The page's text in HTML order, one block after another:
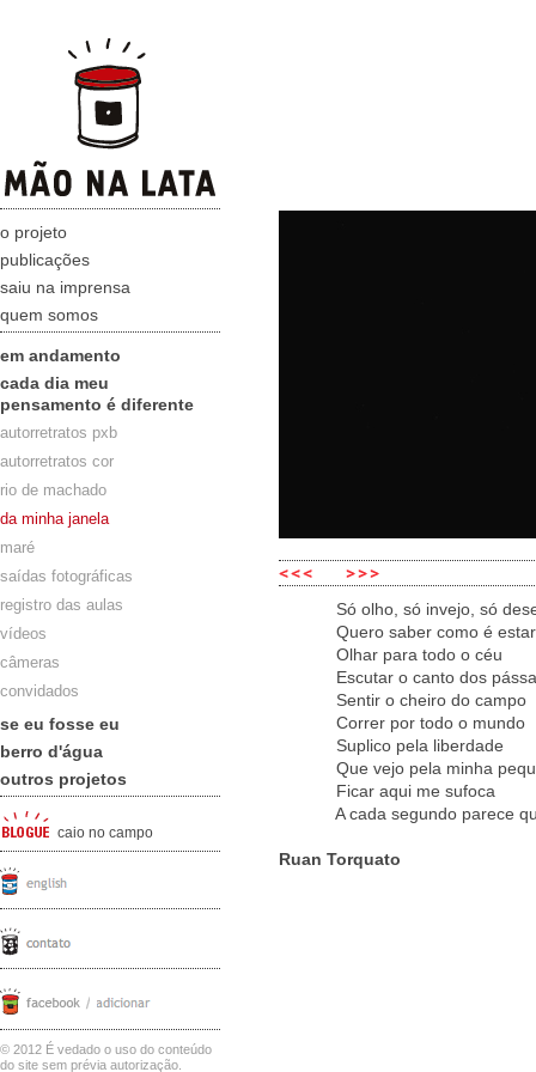
o projeto
publicações
saiu na imprensa
quem somos
em andamento
cada dia meu
pensamento é diferente
autorretratos pxb
autorretratos cor
rio de machado
da minha janela
maré
saídas fotográficas
registro das aulas
vídeos
câmeras
convidados
se eu fosse eu
berro d'água
outros projetos
caio no campo
© 2012 É vedado o uso do conteúdo
do site sem prévia autorização.
Só olho, só invejo, só
Quero saber como é estar
Olhar para todo o céu
Escutar o canto dos
Sentir o cheiro do campo
Correr por todo o mundo
Suplico pela liberdade
Que vejo pela minha
Ficar aqui me sufoca
A cada segundo parece que
Ruan Torquato